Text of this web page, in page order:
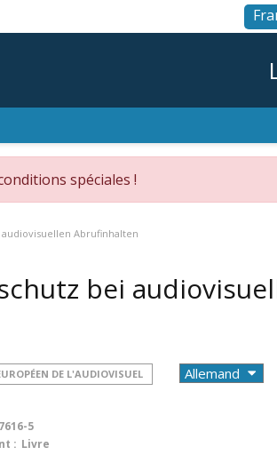
spéciales !
audiovisuellen Abrufinhalten
bei
DE L'AUDIOVISUEL
5
: Livre